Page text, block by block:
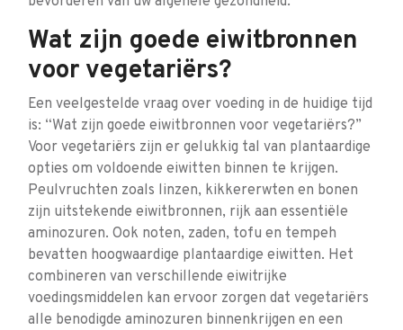
Wat zijn goede eiwitbronnen
voor vegetariërs?
Een veelgestelde vraag over voeding in de huidige tijd
is: “Wat zijn goede eiwitbronnen voor vegetariërs?”
Voor vegetariërs zijn er gelukkig tal van plantaardige
opties om voldoende eiwitten binnen te krijgen.
Peulvruchten zoals linzen, kikkererwten en bonen
zijn uitstekende eiwitbronnen, rijk aan essentiële
aminozuren. Ook noten, zaden, tofu en tempeh
bevatten hoogwaardige plantaardige eiwitten. Het
combineren van verschillende eiwitrijke
voedingsmiddelen kan ervoor zorgen dat vegetariërs
alle benodigde aminozuren binnenkrijgen en een